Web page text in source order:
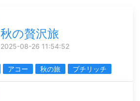
秋の贅沢旅
2025-08-26 11:54:52
アコー 秋の旅 プチリッチ